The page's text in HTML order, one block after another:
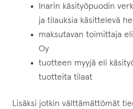
Inarin käsityöpuodin
ja tilauksia käsittelevä
maksutavan toimittaja
Oy
tuotteen myyjä eli
tuotteita tilaat
Lisäksi jotkin välttämättömät